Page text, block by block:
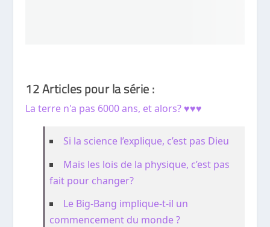
12 Articles pour la série :
La terre n'a pas 6000 ans, et alors? ♥♥♥
Si la science l’explique, c’est pas Dieu
Mais les lois de la physique, c’est pas
fait pour changer?
Le Big-Bang implique-t-il un
commencement du monde ?